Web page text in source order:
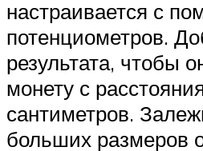
настраивается с
потенциометров.
результата, чтобы
монету с
сантиметров.
больших размеров